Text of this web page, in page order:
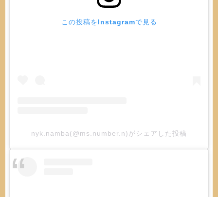
この投稿をInstagramで見る
nyk.namba(@ms.number.n)がシェアした投稿